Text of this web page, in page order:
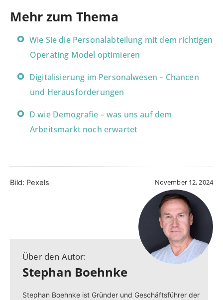
Mehr zum Thema
Wie Sie die Personalabteilung mit dem richtigen
Operating Model optimieren
Digitalisierung im Personalwesen – Chancen
und Herausforderungen
D wie Demografie – was uns auf dem
Arbeitsmarkt noch erwartet
Bild: Pexels November 12, 2024
Über den Autor:
Stephan Boehnke
Stephan Boehnke ist Gründer und Geschäftsführer der